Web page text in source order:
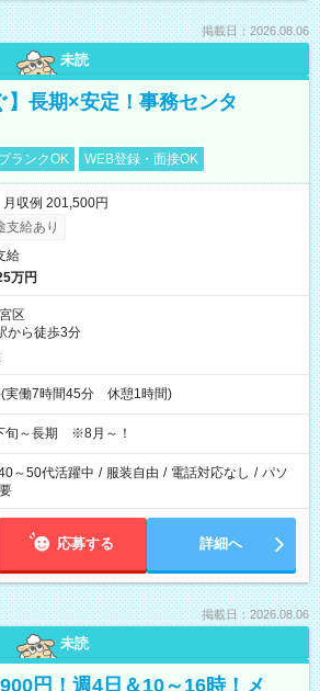
掲載日：2026.08.06
未読
】長期×安定！事務センタ
ブランクOK WEB登録・面接OK
収例 201,500円
支給あり
給
万円
区
から徒歩3分
実働7時間45分 休憩1時間)
旬～長期 ※8月～！
～50代活躍中 / 服装自由 / 電話対応なし / パソ
応募する 詳細へ
掲載日：2026.08.06
未読
円！週4日＆10～16時！メ